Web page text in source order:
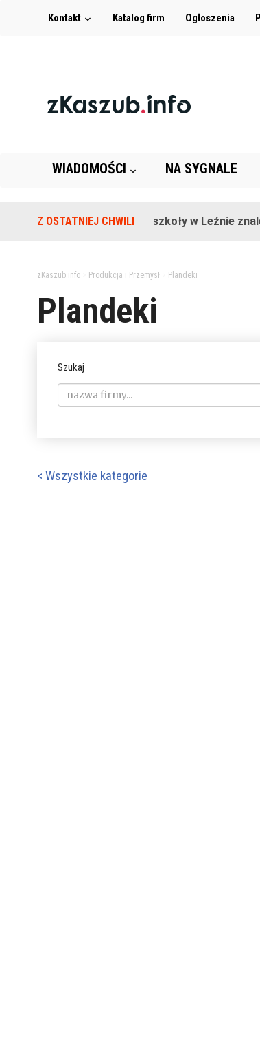
Kontakt Katalog firm Ogłoszenia
WIADOMOŚCI NA SYGNALE
Z OSTATNIEJ CHWILI
Na terenie szkoły w Leźnie
zKaszub.info> Produkcja i Przemysł Plandeki
Plandeki
Szukaj
< Wszystkie kategorie